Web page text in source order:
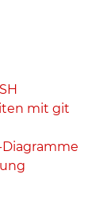
mit git
Diagramme